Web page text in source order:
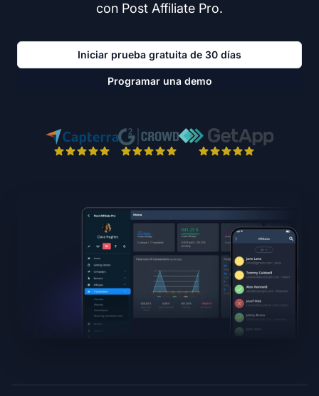
con Post Affiliate Pro.
Iniciar prueba gratuita de 30 días
Programar una demo